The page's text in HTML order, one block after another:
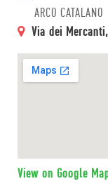
ARCO CATALANO
Via dei
View on Google